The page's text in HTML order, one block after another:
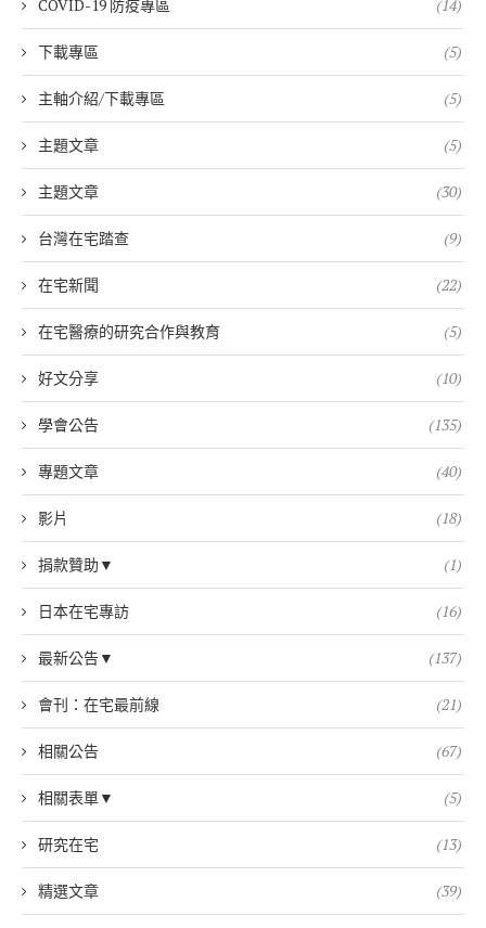
COVID-19 防疫專區 (14)
下載專區 (5)
主軸介紹/下載專區 (5)
主題文章 (5)
主題文章 (30)
台灣在宅踏查 (9)
在宅新聞 (22)
在宅醫療的研究合作與教育 (5)
好文分享 (10)
學會公告 (135)
專題文章 (40)
影片 (18)
捐款贊助▼ (1)
日本在宅專訪 (16)
最新公告▼ (137)
會刊：在宅最前線 (21)
相關公告 (67)
相關表單▼ (5)
研究在宅 (13)
精選文章 (39)